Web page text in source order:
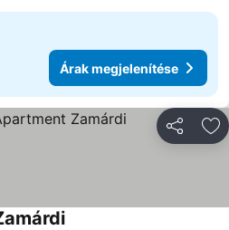
Árak megjelenítése